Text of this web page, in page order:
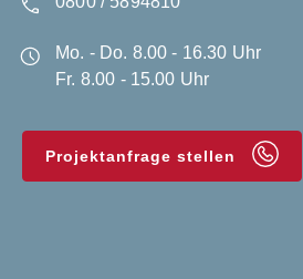
Mo. - Do. 8.00 - 16.30 Uhr
Fr. 8.00 - 15.00 Uhr
Projektanfrage stellen